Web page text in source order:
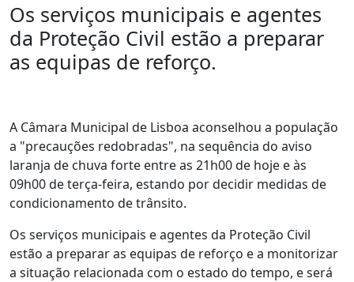
Os serviços municipais e agentes
da Proteção Civil estão a preparar
as equipas de reforço.
A Câmara Municipal de Lisboa aconselhou a população
a "precauções redobradas", na sequência do aviso
laranja de chuva forte entre as 21h00 de hoje e às
09h00 de terça-feira, estando por decidir medidas de
condicionamento de trânsito.
Os serviços municipais e agentes da Proteção Civil
estão a preparar as equipas de reforço e a monitorizar
a situação relacionada com o estado do tempo, e será